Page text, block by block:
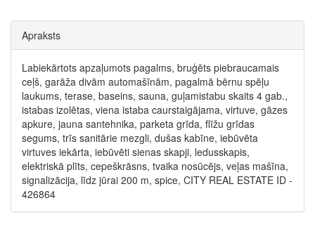
Apraksts
Labiekārtots apzaļumots pagalms, bruģēts piebraucamais
ceļš, garāža divām automašīnām, pagalmā bērnu spēļu
laukums, terase, baseins, sauna, guļamistabu skaits 4 gab.,
istabas izolētas, viena istaba caurstaigājama, virtuve, gāzes
apkure, jauna santehnika, parketa grīda, flīžu grīdas
segums, trīs sanitārie mezgli, dušas kabīne, iebūvēta
virtuves iekārta, iebūvēti sienas skapji, ledusskapis,
elektriskā plīts, cepeškrāsns, tvaika nosūcējs, veļas mašīna,
signalizācija, līdz jūrai 200 m, spice, CITY REAL ESTATE ID -
426864